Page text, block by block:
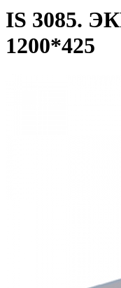
IS 3085.
1200*425